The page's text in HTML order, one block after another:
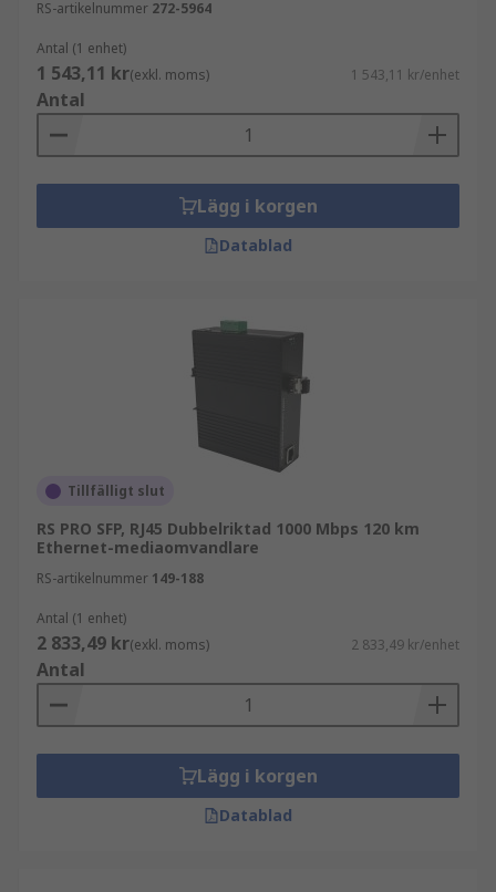
RS-artikelnummer 272-5964
Antal (1 enhet)
1 543,11 kr(exkl. moms) 1 543,11 kr/enhet
Antal
Lägg i korgen
Datablad
Tillfälligt slut
RS PRO SFP, RJ45 Dubbelriktad 1000 Mbps 120 km
Ethernet-mediaomvandlare
RS-artikelnummer 149-188
Antal (1 enhet)
2 833,49 kr(exkl. moms) 2 833,49 kr/enhet
Antal
Lägg i korgen
Datablad